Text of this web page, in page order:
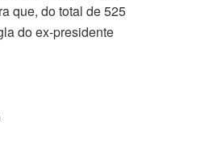
que, do total de 525
do ex-presidente